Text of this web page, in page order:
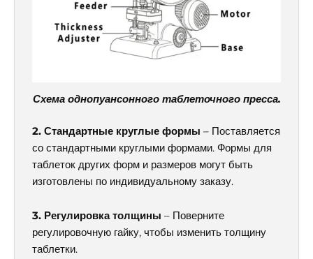
Схема однопуансонного таблеточного пресса.
2. Стандартные круглые формы – Поставляется
со стандартными круглыми формами. Формы для
таблеток других форм и размеров могут быть
изготовлены по индивидуальному заказу.
3. Регулировка толщины – Поверните
регулировочную гайку, чтобы изменить толщину
таблетки.